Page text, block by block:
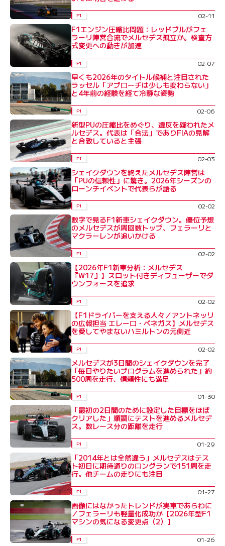
F1 02-11
F1エンジン圧縮比問題：レッドブルがフェ
ラーリ陣営合流でメルセデス孤立か。検査方
式変更への動きが加速
F1 02-07
早くも2026年のタイトル候補と注目された
ラッセル「アプローチは少しも変わらない」
と4年前の経験を経て冷静な姿勢
F1 02-06
新型PUの圧縮比をめぐり、違反を疑われたメ
ルセデス。代表は「合法」でありFIAの見解
と合致していると主張
F1 02-03
シェイクダウンを終えたメルセデス陣営は
「PUの信頼性」に驚き。2026年シーズンの
ローンチイベントで代表らが語る
F1 02-02
数字で見るF1新車シェイクダウン。優位予想
のメルセデスが周回数トップ、フェラーリと
マクラーレンが追いかける
F1 02-02
【2026年F1新車分析：メルセデス
『W17』】スロット付きディフューザーでダ
ウンフォースを追求
F1 02-02
【F1ドライバーを支える人々／アントネッリ
の広報担当 エレーロ・ベネガス】メルセデス
を愛してやまないハミルトンの元側近
F1 02-02
メルセデスが3日間のシェイクダウンを完了
「毎日やりたいプログラムを進められた」約
500周を走行、信頼性にも満足
F1 01-30
「最初の2日間のために設定した目標をほぼ
クリアした」順調にテストを進めるメルセデ
ス。数レース分の距離を走行
F1 01-29
「2014年とは全然違う」メルセデスはテス
ト初日に期待通りのロングランで151周を走
行。他チームの走りにも注目
F1 01-27
画像にはなかったトレンドが実車であらわに
／フェラーリも軽量化成功か【2026年型F1
マシンの気になる変更点（2）】
F1 01-26